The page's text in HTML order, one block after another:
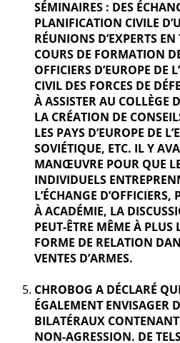
SÉMINAIRES : DES
PLANIFICATION CIVILE
RÉUNIONS D’EXPERTS
COURS DE FORMATION
OFFICIERS D’EUROPE DE
CIVIL DES FORCES DE
À ASSISTER AU COLLÈGE
LA CRÉATION DE
LES PAYS D’EUROPE DE
SOVIÉTIQUE, ETC. IL Y
MANŒUVRE POUR QUE
INDIVIDUELS
L’ÉCHANGE D’OFFICIERS,
À ACADÉMIE, LA
PEUT-ÊTRE MÊME À
FORME DE RELATION
VENTES D’ARMES.
CHROBOG A DÉCLARÉ
ÉGALEMENT ENVISAGER
BILATÉRAUX
NON-AGRESSION. DE